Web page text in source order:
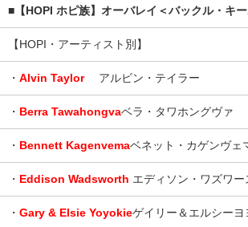
■【HOPI ホピ族】オーバレイ＜バックル・キ
【HOPI・アーティスト別】
・ Alvin Taylor アルビン・テイラー
・ Berra Tawahongvaベラ・タワホングヴァ
・ Bennett Kagenvemaベネット・カゲンヴェ
・ Eddison Wadsworth エディソン・ワズワー
・ Gary & Elsie Yoyokieゲイリー＆エルシーヨ